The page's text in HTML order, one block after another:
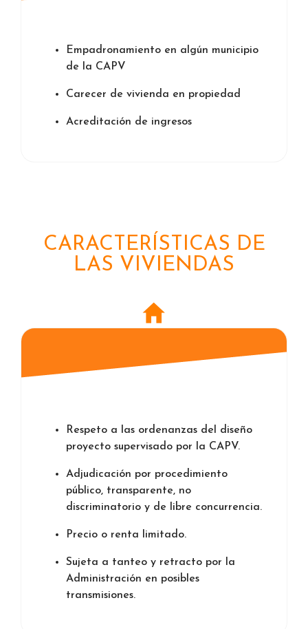
Empadronamiento en algún municipio
de la CAPV
Carecer de vivienda en propiedad
Acreditación de ingresos
CARACTERÍSTICAS DE
LAS VIVIENDAS
Respeto a las ordenanzas del diseño
proyecto supervisado por la CAPV.
Adjudicación por procedimiento
público, transparente, no
discriminatorio y de libre concurrencia.
Precio o renta limitado.
Sujeta a tanteo y retracto por la
Administración en posibles
transmisiones.